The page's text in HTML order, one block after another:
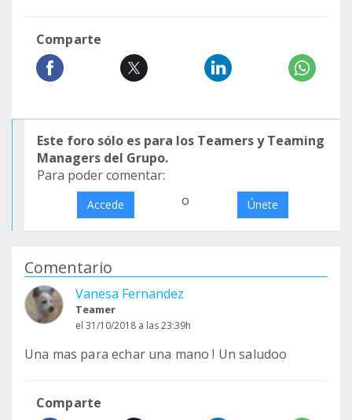
Comparte
Este foro sólo es para los Teamers y Teaming
Managers del Grupo.
Para poder comentar:
Accede o Únete
Comentario
Vanesa Fernandez
Teamer
el 31/10/2018 a las 23:39h
Una mas para echar una mano ! Un saludoo
Comparte